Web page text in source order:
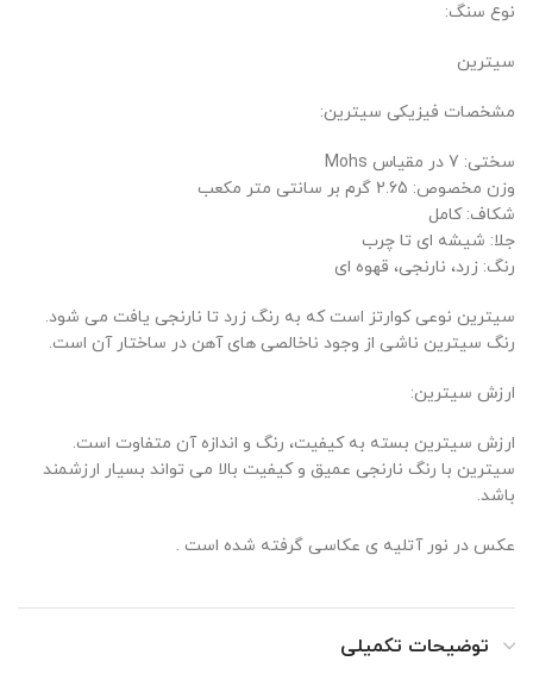
نوع سنگ:
سیترین
مشخصات فیزیکی سیترین:
سختی: 7 در مقیاس Mohs
وزن مخصوص: 2.65 گرم بر سانتی متر مکعب
شکاف: کامل
جلا: شیشه ای تا چرب
رنگ: زرد، نارنجی، قهوه ای
سیترین نوعی کوارتز است که به رنگ زرد تا نارنجی یافت می شود.
رنگ سیترین ناشی از وجود ناخالصی های آهن در ساختار آن است.
ارزش سیترین:
ارزش سیترین بسته به کیفیت، رنگ و اندازه آن متفاوت است.
سیترین با رنگ نارنجی عمیق و کیفیت بالا می تواند بسیار ارزشمند
باشد.
عکس در نور آتلیه ی عکاسی گرفته شده است .
توضیحات تکمیلی